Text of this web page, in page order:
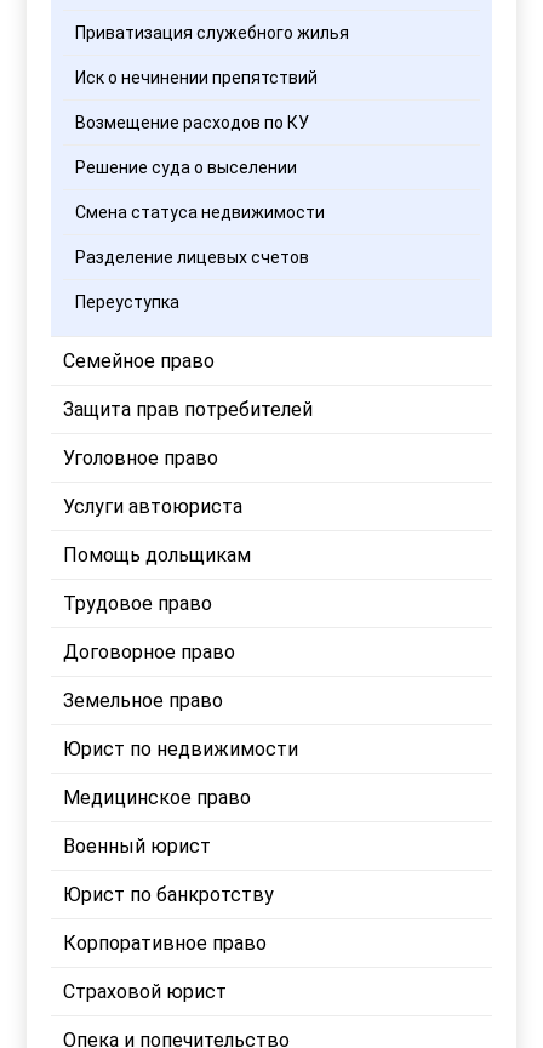
Приватизация служебного жилья
Иск о нечинении препятствий
Возмещение расходов по КУ
Решение суда о выселении
Смена статуса недвижимости
Разделение лицевых счетов
Переуступка
Семейное право
Защита прав потребителей
Уголовное право
Услуги автоюриста
Помощь дольщикам
Трудовое право
Договорное право
Земельное право
Юрист по недвижимости
Медицинское право
Военный юрист
Юрист по банкротству
Корпоративное право
Страховой юрист
Опека и попечительство